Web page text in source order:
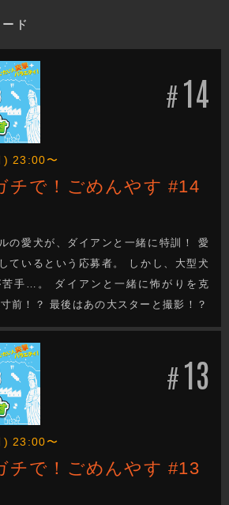
ド
#14
) 23:00〜
チで！ごめんやす #14
の愛犬が、ダイアンと一緒に特訓！ 愛
ているという応募者。 しかし、大型犬
苦手…。 ダイアンと一緒に怖がりを克
前！？ 最後はあの大スターと撮影！？
#13
) 23:00〜
チで！ごめんやす #13